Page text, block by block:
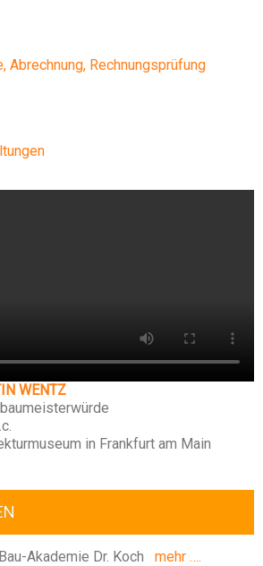
Abrechnung, Rechnungsprüfung
WENTZ
in Frankfurt am Main
Akademie Dr. Koch mehr ….